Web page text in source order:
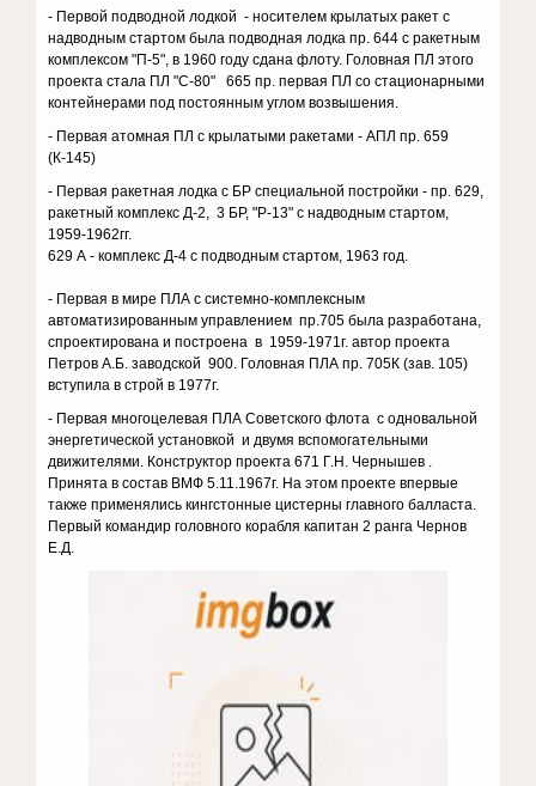
- Первой подводной лодкой - носителем крылатых ракет с
надводным стартом была подводная лодка пр. 644 с ракетным
комплексом "П-5", в 1960 году сдана флоту. Головная ПЛ этого
проекта стала ПЛ "С-80" 665 пр. первая ПЛ со стационарными
контейнерами под постоянным углом возвышения.
- Первая атомная ПЛ с крылатыми ракетами - АПЛ пр. 659
(К-145)
- Первая ракетная лодка с БР специальной постройки - пр. 629,
ракетный комплекс Д-2, 3 БР, "Р-13" с надводным стартом,
1959-1962гг.
629 А - комплекс Д-4 с подводным стартом, 1963 год.
- Первая в мире ПЛА с системно-комплексным
автоматизированным управлением пр.705 была разработана,
спроектирована и построена в 1959-1971г. автор проекта
Петров А.Б. заводской 900. Головная ПЛА пр. 705К (зав. 105)
вступила в строй в 1977г.
- Первая многоцелевая ПЛА Советского флота с одновальной
энергетической установкой и двумя вспомогательными
движителями. Конструктор проекта 671 Г.Н. Чернышев .
Принята в состав ВМФ 5.11.1967г. На этом проекте впервые
также применялись кингстонные цистерны главного балласта.
Первый командир головного корабля капитан 2 ранга Чернов
Е.Д.